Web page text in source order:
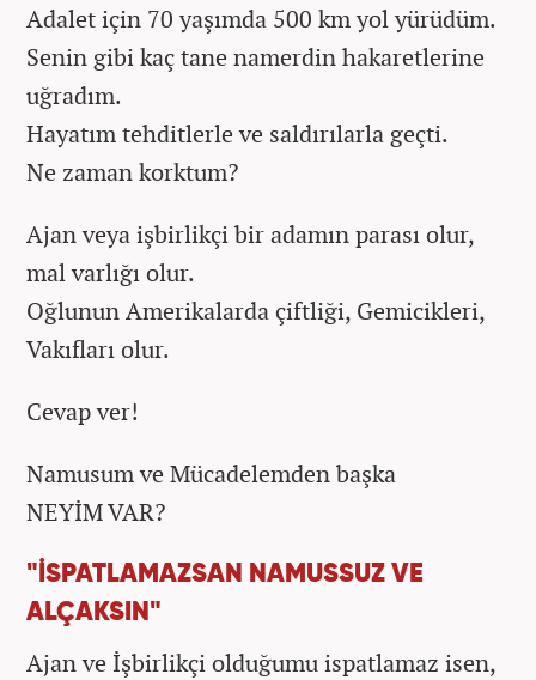
Adalet için 70 yaşımda 500 km yol yürüdüm.
Senin gibi kaç tane namerdin hakaretlerine
uğradım.
Hayatım tehditlerle ve saldırılarla geçti.
Ne zaman korktum?
Ajan veya işbirlikçi bir adamın parası olur,
mal varlığı olur.
Oğlunun Amerikalarda çiftliği, Gemicikleri,
Vakıfları olur.
Cevap ver!
Namusum ve Mücadelemden başka
NEYİM VAR?
"İSPATLAMAZSAN NAMUSSUZ VE
ALÇAKSIN"
Ajan ve İşbirlikçi olduğumu ispatlamaz isen,